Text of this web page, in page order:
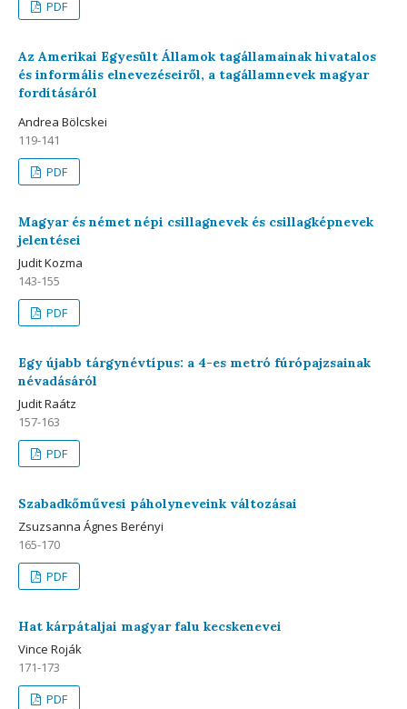
PDF
Az Amerikai Egyesült Államok tagállamainak hivatalos
és informális elnevezéseiről, a tagállamnevek magyar
fordításáról
Andrea Bölcskei
119-141
PDF
Magyar és német népi csillagnevek és csillagképnevek
jelentései
Judit Kozma
143-155
PDF
Egy újabb tárgynévtípus: a 4-es metró fúrópajzsainak
névadásáról
Judit Raátz
157-163
PDF
Szabadkőművesi páholyneveink változásai
Zsuzsanna Ágnes Berényi
165-170
PDF
Hat kárpátaljai magyar falu kecskenevei
Vince Roják
171-173
PDF